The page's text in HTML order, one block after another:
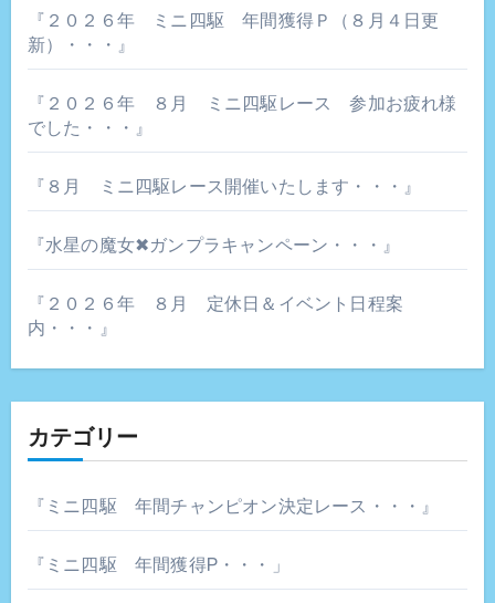
ョ
ン
『２０２６年 ミニ四駆 年間獲得Ｐ（８月４日更
新）・・・』
『２０２６年 ８月 ミニ四駆レース 参加お疲れ様
でした・・・』
『８月 ミニ四駆レース開催いたします・・・』
『水星の魔女✖ガンプラキャンペーン・・・』
『２０２６年 ８月 定休日＆イベント日程案
内・・・』
カテゴリー
『ミニ四駆 年間チャンピオン決定レース・・・』
『ミニ四駆 年間獲得P・・・」